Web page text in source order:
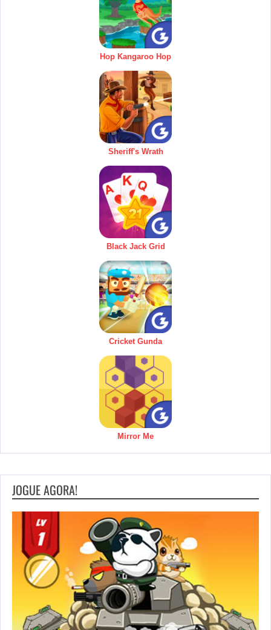
Hop Kangaroo Hop
Sheriff's Wrath
Black Jack Grid
Cricket Gunda
Mirror Me
JOGUE AGORA!